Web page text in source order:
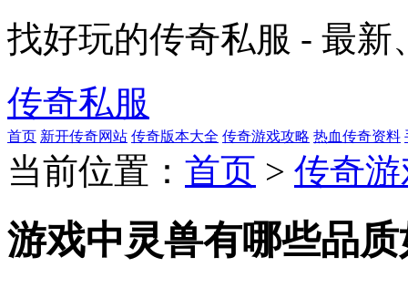
找好玩的传奇私服 - 最
传奇私服
首页 新开传奇网站 传奇版本大全 传奇游戏攻略 热血传奇资料
当前位置： 首页 > 传奇
游戏中灵兽有哪些品